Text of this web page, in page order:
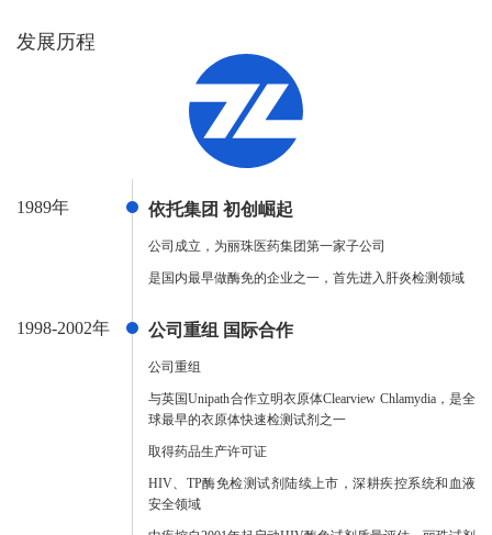
发展历程
1989年 依托集团 初创崛起
公司成立，为丽珠医药集团第一家子公司
是国内最早做酶免的企业之一，首先进入肝炎检测领域
1998-2002年 公司重组 国际合作
公司重组
与英国Unipath合作立明衣原体Clearview Chlamydia，是全
球最早的衣原体快速检测试剂之一
取得药品生产许可证
HIV、TP酶免检测试剂陆续上市，深耕疾控系统和血液
安全领域